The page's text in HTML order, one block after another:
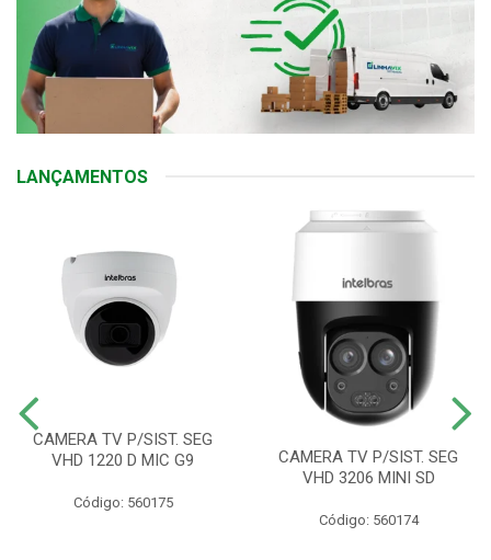
LANÇAMENTOS
CAMERA TV P/SIST. SEG
VHD 1220 D MIC G9
Código: 560175
CAMERA TV P/SIST. SEG
VHD 3206 MINI SD
Código: 560174